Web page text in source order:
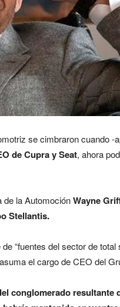
se cimbraron cuando -
de Cupra y Seat, ahora
de la AutomociónWayne
Stellantis.
“fuentes del sector de total
el cargo de CEO del
conglomerado resultante